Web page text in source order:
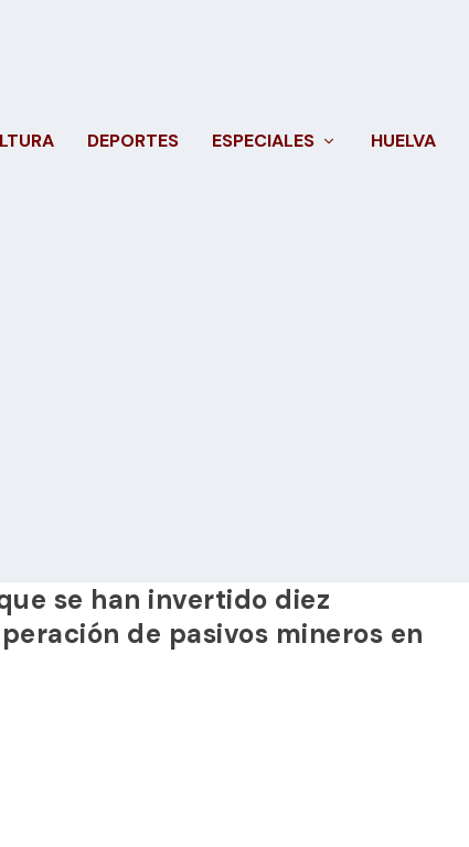
DEPORTES ESPECIALES HUELVA
se han invertido diez
de pasivos mineros en